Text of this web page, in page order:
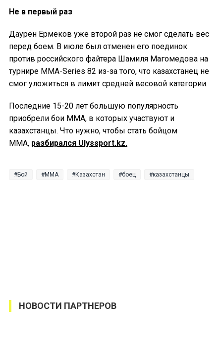
Не в первый раз
Даурен Ермеков уже второй раз не смог сделать вес
перед боем. В июле был отменен его поединок
против российского файтера Шамиля Магомедова на
турнире MMA-Series 82 из-за того, что казахстанец не
смог уложиться в лимит средней весовой категории.
Последние 15-20 лет большую популярность
приобрели бои ММА, в которых участвуют и
казахстанцы. Что нужно, чтобы стать бойцом
ММА, разбирался Ulyssport.kz.
Бой MMA Казахстан боец казахстанцы
НОВОСТИ ПАРТНЕРОВ